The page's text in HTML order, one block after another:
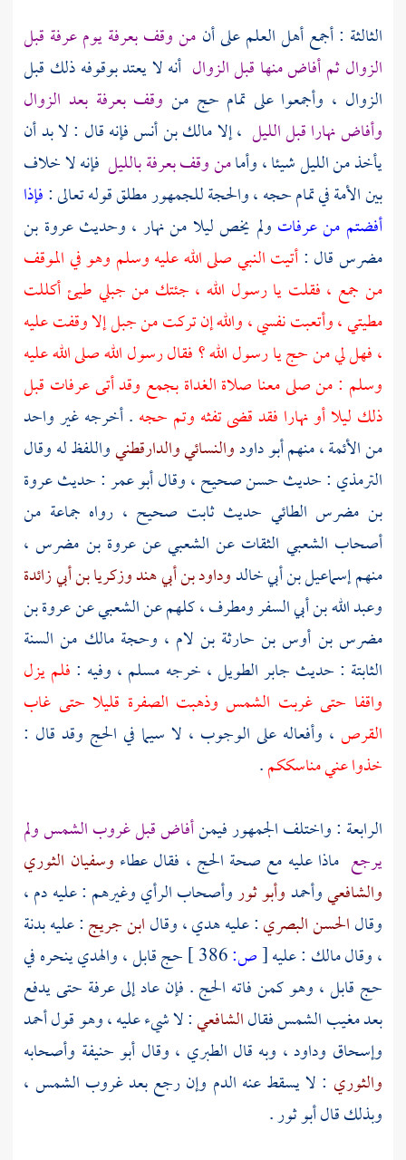
الثالثة : أجمع أهل العلم على أن من وقفبعرفةيومعرفة قبل
الزوال ثم أفاض منها قبل الزوال أنه لا يعتد بوقوفه ذلك قبل
الزوال ، وأجمعوا على تمام حج من وقفبعرفةبعد الزوال
وأفاض نهارا قبل الليل ، إلامالك بن أنسفإنه قال : لا بد أن
يأخذ من الليل شيئا ، وأمامن وقفبعرفةبالليل فإنه لا خلاف
بين الأمة في تمام حجه ، والحجة للجمهور مطلق قوله تعالى :فإذا
أفضتم من عرفات ولم يخص ليلا من نهار ، وحديثعروة بن
مضرسقال :أتيت النبي صلى الله عليه وسلم وهو في الموقف
من جمع ، فقلت يا رسول الله ، جئتك من جبلي طيئ أكللت
مطيتي ، وأتعبت نفسي ، والله إن تركت من جبل إلا وقفت عليه
، فهل لي من حج يا رسول الله ؟ فقال رسول الله صلى الله عليه
وسلم : من صلى معنا صلاة الغداةبجمع وقد أتىعرفات قبل
ذلك ليلا أو نهارا فقد قضى تفثه وتم حجه . أخرجه غير واحد
من الأئمة ، منهمأبو داودوالنسائيوالدارقطنيواللفظ له وقال
الترمذي : حديث حسن صحيح ، وقالأبو عمر: حديثعروة
بن مضرس الطائي حديث ثابت صحيح ، رواه جماعة من
أصحاب الشعبي الثقات عن الشعبيعنعروة بن مضرس ،
منهمإسماعيل بن أبي خالدوداود بن أبي هندوزكريا بن أبي زائدة
وعبد الله بن أبي السفرومطرف، كلهم عنالشعبيعنعروة بن
مضرس بن أوس بن حارثة بن لام ، وحجةمالك من السنة
الثابتة : حديث جابرالطويل ، خرجه مسلم ، وفيه : فلم يزل
واقفا حتى غربت الشمس وذهبت الصفرة قليلا حتى غاب
القرص ، وأفعاله على الوجوب ، لا سيما في الحج وقد قال :
خذوا عني مناسككم.
الرابعة : واختلف الجمهور فيمنأفاض قبل غروب الشمس ولم
يرجع ماذا عليه مع صحة الحج ، فقالعطاء وسفيان الثوري
والشافعيوأحمدوأبو ثوروأصحاب الرأي وغيرهم : عليه دم ،
وقالالحسن البصري: عليه هدي ، وقالابن جريج: عليه بدنة
، وقالمالك : عليه[ص:
حج قابل ، والهدي ينحره في
حج قابل ، وهو كمن فاته الحج . فإن عاد إلىعرفة حتى يدفع
بعد مغيب الشمس فقالالشافعي: لا شيء عليه ، وهو قولأحمد
وإسحاق وداود، وبه قال الطبري ، وقال أبو حنيفة وأصحابه
والثوري : لا يسقط عنه الدم وإن رجع بعد غروب الشمس ،
وبذلك قالأبو ثور.